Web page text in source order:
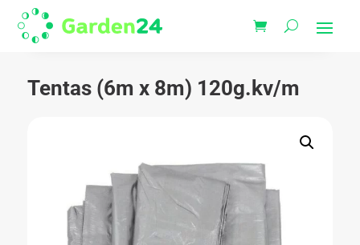
Tentas (6m x 8m) 120g.kv/m